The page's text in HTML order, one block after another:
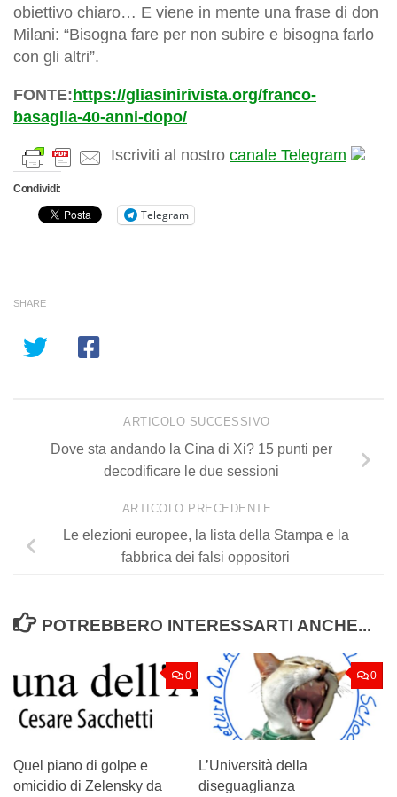
obiettivo chiaro… E viene in mente una frase di don
Milani: “Bisogna fare per non subire e bisogna farlo
con gli altri”.
FONTE:https://gliasinirivista.org/franco-
basaglia-40-anni-dopo/
Iscriviti al nostro canale Telegram
Condividi:
Telegram
SHARE
ARTICOLO SUCCESSIVO
Dove sta andando la Cina di Xi? 15 punti per
decodificare le due sessioni
ARTICOLO PRECEDENTE
Le elezioni europee, la lista della Stampa e la
fabbrica dei falsi oppositori
POTREBBERO INTERESSARTI ANCHE...
0
Quel piano di golpe e
omicidio di Zelensky da
0
L’Università della
diseguaglianza